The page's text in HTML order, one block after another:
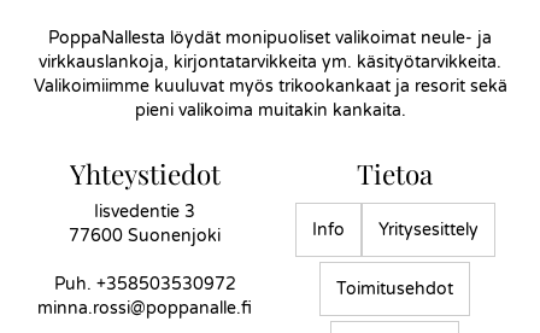
PoppaNallesta löydät monipuoliset valikoimat neule- ja
virkkauslankoja, kirjontatarvikkeita ym. käsityötarvikkeita.
Valikoimiimme kuuluvat myös trikookankaat ja resorit sekä
pieni valikoima muitakin kankaita.
Yhteystiedot
Iisvedentie 3
77600 Suonenjoki
Puh. +358503530972
minna.rossi@poppanalle.fi
Tietoa
Info Yritysesittely
Toimitusehdot